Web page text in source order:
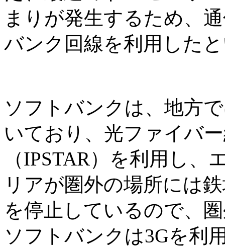
まりが発生するため、
バンク回線を利用した
ソフトバンクは、地方
いており、光ファイバ
（IPSTAR）を利用し
リアが圏外の場所には
を停止しているので、
ソフトバンクは3Gを利